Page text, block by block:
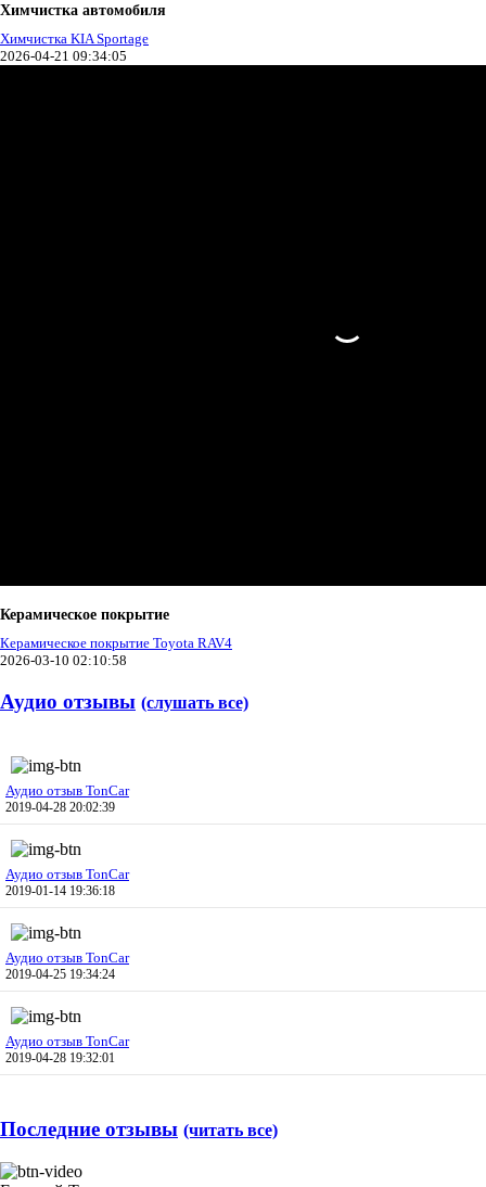
Химчистка автомобиля
Химчистка KIA Sportage
2026-04-21 09:34:05
Керамическое покрытие
Керамическое покрытие Toyota RAV4
2026-03-10 02:10:58
Аудио отзывы (слушать все)
Аудио отзыв TonCar
2019-04-28 20:02:39
Аудио отзыв TonCar
2019-01-14 19:36:18
Аудио отзыв TonCar
2019-04-25 19:34:24
Аудио отзыв TonCar
2019-04-28 19:32:01
Последние отзывы (читать все)